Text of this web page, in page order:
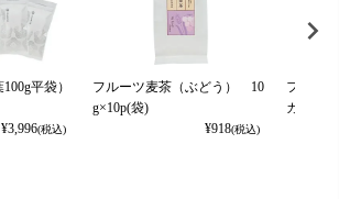
平袋）
¥3,996(税込)
フルーツ麦茶（ぶどう） 10
g×10p(袋)
¥918(税込)
フルー
カット